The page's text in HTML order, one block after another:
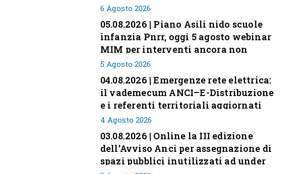
6 Agosto 2026
05.08.2026 | Piano Asili nido scuole
infanzia Pnrr, oggi 5 agosto webinar
MIM per interventi ancora non
conclusi
5 Agosto 2026
04.08.2026 | Emergenze rete elettrica:
il vademecum ANCI–E-Distribuzione
e i referenti territoriali aggiornati
4 Agosto 2026
03.08.2026 | Online la III edizione
dell’Avviso Anci per assegnazione di
spazi pubblici inutilizzati ad under